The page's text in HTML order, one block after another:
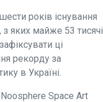
років існування
з яких майже 53 тисячі
ці
рекорду за
в Україні.
Space Art